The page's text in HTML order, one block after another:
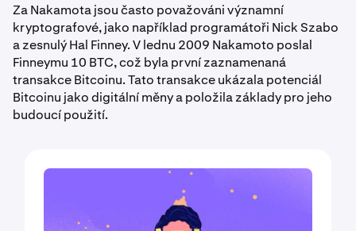
Za Nakamota jsou často považováni významní
kryptografové, jako například programátoři Nick Szabo
a zesnulý Hal Finney. V lednu 2009 Nakamoto poslal
Finneymu 10 BTC, což byla první zaznamenaná
transakce Bitcoinu. Tato transakce ukázala potenciál
Bitcoinu jako digitální měny a položila základy pro jeho
budoucí použití.